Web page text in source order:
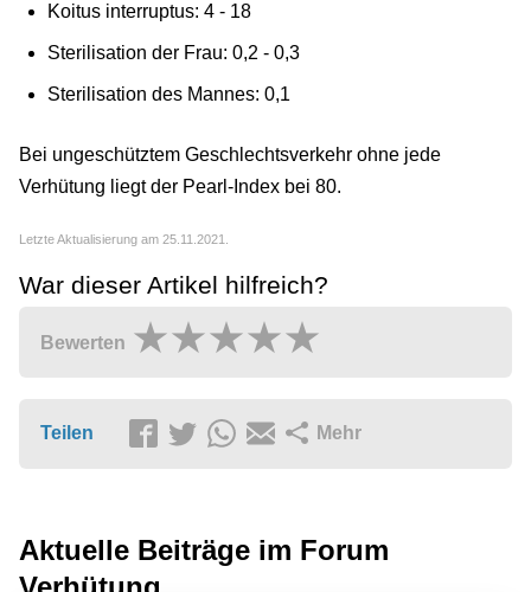
Koitus interruptus: 4 - 18
Sterilisation der Frau: 0,2 - 0,3
Sterilisation des Mannes: 0,1
Bei ungeschütztem Geschlechtsverkehr ohne jede
Verhütung liegt der Pearl-Index bei 80.
Letzte Aktualisierung am 25.11.2021.
War dieser Artikel hilfreich?
Bewerten
Teilen Mehr
Aktuelle Beiträge im Forum